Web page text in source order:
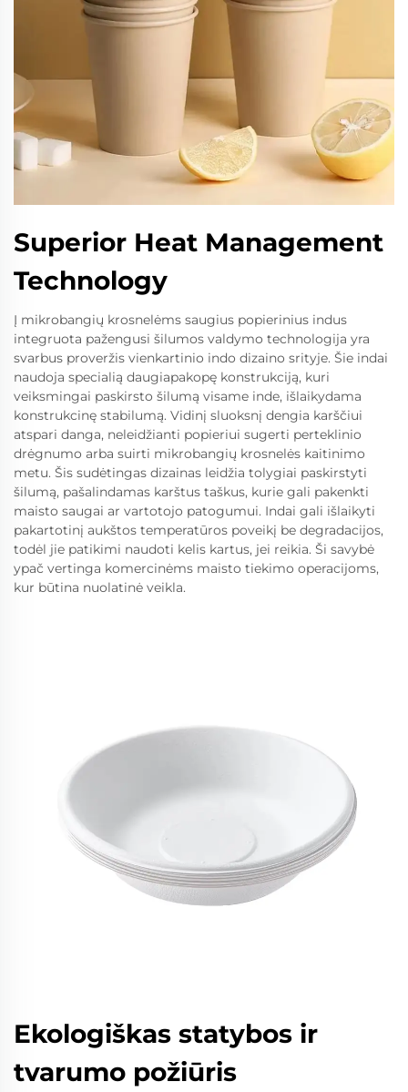
Superior Heat Management
Technology
Į mikrobangių krosnelėms saugius popierinius indus
integruota pažengusi šilumos valdymo technologija yra
svarbus proveržis vienkartinio indo dizaino srityje. Šie indai
naudoja specialią daugiapakopę konstrukciją, kuri
veiksmingai paskirsto šilumą visame inde, išlaikydama
konstrukcinę stabilumą. Vidinį sluoksnį dengia karščiui
atspari danga, neleidžianti popieriui sugerti perteklinio
drėgnumo arba suirti mikrobangių krosnelės kaitinimo
metu. Šis sudėtingas dizainas leidžia tolygiai paskirstyti
šilumą, pašalindamas karštus taškus, kurie gali pakenkti
maisto saugai ar vartotojo patogumui. Indai gali išlaikyti
pakartotinį aukštos temperatūros poveikį be degradacijos,
todėl jie patikimi naudoti kelis kartus, jei reikia. Ši savybė
ypač vertinga komercinėms maisto tiekimo operacijoms,
kur būtina nuolatinė veikla.
Ekologiškas statybos ir
tvarumo požiūris